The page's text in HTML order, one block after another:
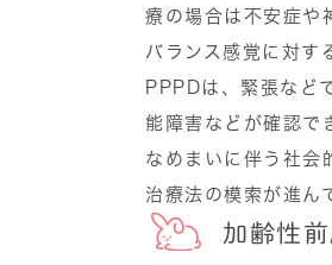
療の場合は不安症や
バランス感覚に対す
PPPDは、緊張など
能障害などが確認で
なめまいに伴う社会
治療法の模索が進ん
加齢性